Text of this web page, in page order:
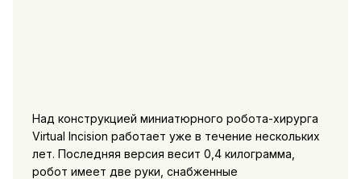
Над конструкцией миниатюрного робота-хирурга
Virtual Incision работает уже в течение нескольких
лет. Последняя версия весит 0,4 килограмма,
робот имеет две руки, снабженные